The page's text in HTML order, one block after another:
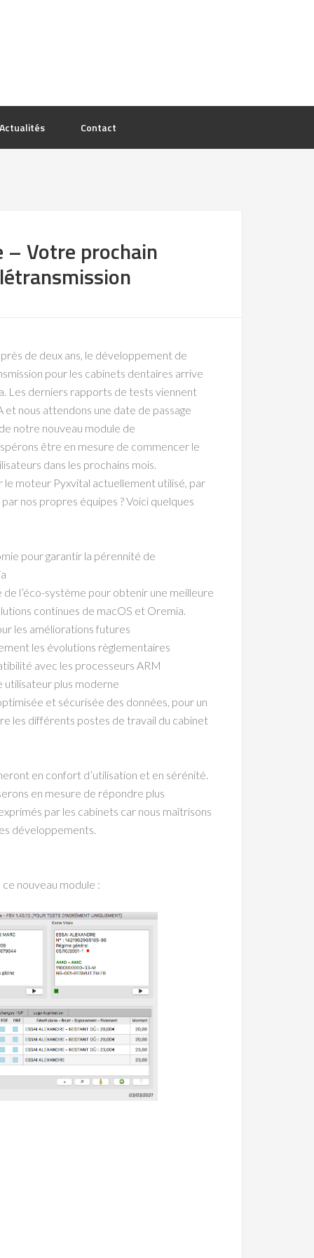
Actualités Contact
– Votre prochain
de deux ans, le développement de
pour les cabinets dentaires arrive
Les derniers rapports de tests viennent
et nous attendons une date de passage
notre nouveau module de
être en mesure de commencer le
dans les prochains mois.
le moteur Pyxvital actuellement utilisé, par
nos propres équipes ? Voici quelques
pour garantir la pérennité de
l’éco-système pour obtenir une meilleure
continues de macOS et Oremia.
les améliorations futures
les évolutions règlementaires
avec les processeurs ARM
plus moderne
et sécurisée des données, pour un
les différents postes de travail du cabinet
en confort d’utilisation et en sérénité.
en mesure de répondre plus
par les cabinets car nous maîtrisons
développements.
nouveau module :